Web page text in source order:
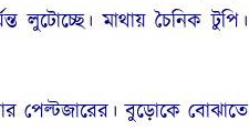
লুটোচ্ছে। মাথায় চৈনিক টুপি।
পেল্টজারের। বুড়োকে বোঝাতে